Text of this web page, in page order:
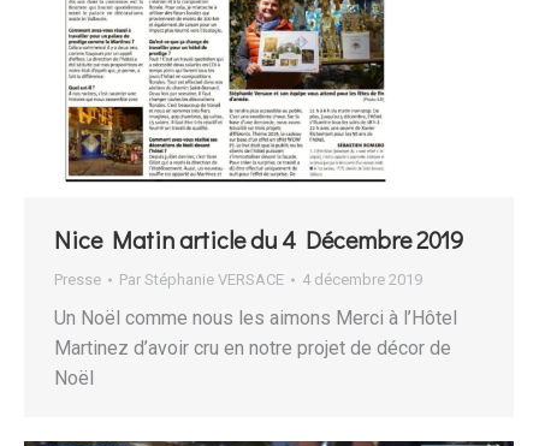
Nice Matin article du 4 Décembre 2019
Presse Par Stéphanie VERSACE 4 décembre 2019
Un Noël comme nous les aimons Merci à l’Hôtel
Martinez d’avoir cru en notre projet de décor de
Noël